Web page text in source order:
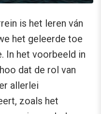
is het leren ván
het geleerde toe
In het voorbeeld in
dat de rol van
allerlei
zoals het